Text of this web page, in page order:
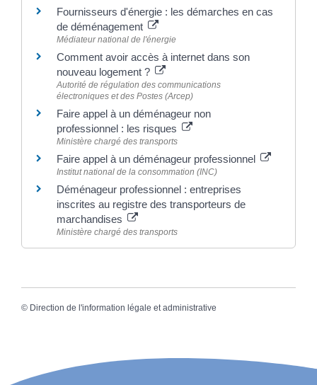
Fournisseurs d'énergie : les démarches en cas
de déménagement
Médiateur national de l'énergie
Comment avoir accès à internet dans son
nouveau logement ?
Autorité de régulation des communications
électroniques et des Postes (Arcep)
Faire appel à un déménageur non
professionnel : les risques
Ministère chargé des transports
Faire appel à un déménageur professionnel
Institut national de la consommation (INC)
Déménageur professionnel : entreprises
inscrites au registre des transporteurs de
marchandises
Ministère chargé des transports
© Direction de l'information légale et administrative